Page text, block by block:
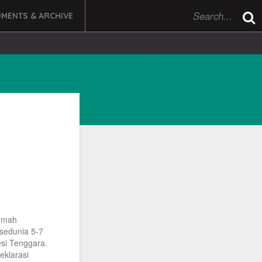
& ARCHIVE
5-7
Tenggara.